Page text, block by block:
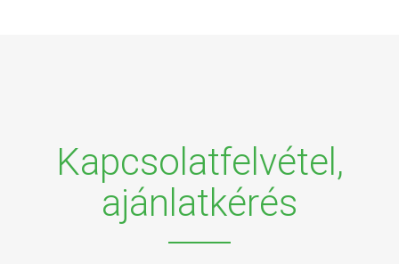
Kapcsolatfelvétel,
ajánlatkérés